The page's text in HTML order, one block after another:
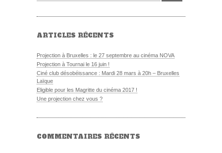
ARTICLES RÉCENTS
Projection à Bruxelles : le 27 septembre au cinéma NOVA
Projection à Tournai le 16 juin !
Ciné club désobéissance : Mardi 28 mars à 20h – Bruxelles
Laïque
Eligible pour les Magritte du cinéma 2017 !
Une projection chez vous ?
COMMENTAIRES RÉCENTS